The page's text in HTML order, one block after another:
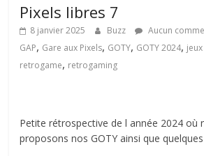
Pixels libres 7
8 janvier 2025 Buzz Aucun
GAP, Gare aux Pixels, GOTY, GOTY 2024,
retrogame, retrogaming
Petite rétrospective de l année 2024 où
proposons nos GOTY ainsi que